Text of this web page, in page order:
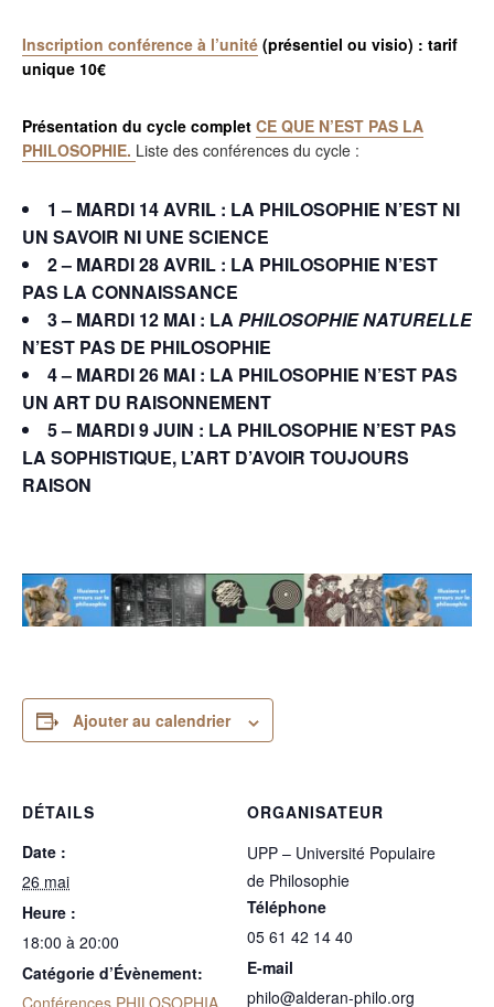
Inscription conférence à l’unité (présentiel ou visio) : tarif
unique 10€
Présentation du cycle complet CE QUE N’EST PAS LA
PHILOSOPHIE. Liste des conférences du cycle :
1 – MARDI 14 AVRIL : LA PHILOSOPHIE N’EST NI
UN SAVOIR NI UNE SCIENCE
2 – MARDI 28 AVRIL : LA PHILOSOPHIE N’EST
PAS LA CONNAISSANCE
3 – MARDI 12 MAI : LA PHILOSOPHIE NATURELLE
N’EST PAS DE PHILOSOPHIE
4 – MARDI 26 MAI : LA PHILOSOPHIE N’EST PAS
UN ART DU RAISONNEMENT
5 – MARDI 9 JUIN : LA PHILOSOPHIE N’EST PAS
LA SOPHISTIQUE, L’ART D’AVOIR TOUJOURS
RAISON
Ajouter au calendrier
DÉTAILS
Date :
26 mai
Heure :
18:00 à 20:00
Catégorie d’Évènement:
ORGANISATEUR
UPP – Université Populaire
de Philosophie
Téléphone
05 61 42 14 40
E-mail
philo@alderan-philo.org